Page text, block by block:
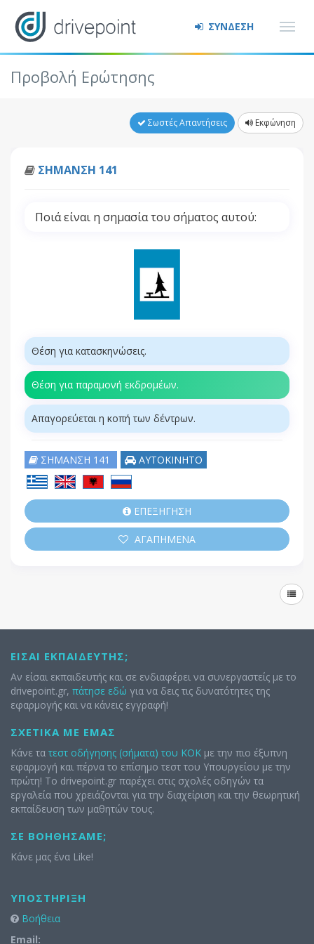
ΣΥΝΔΕΣΗ
Προβολή Ερώτησης
Σωστές Απαντήσεις Εκφώνηση
ΣΗΜΑΝΣΗ 141
Ποιά είναι η σημασία του σήματος αυτού:
Θέση για κατασκηνώσεις.
Θέση για παραμονή εκδρομέων.
Απαγορεύεται η κοπή των δέντρων.
ΣΗΜΑΝΣΗ 141 ΑΥΤΟΚΙΝΗΤΟ
ΕΠΕΞΗΓΗΣΗ
ΑΓΑΠΗΜΕΝΑ
ΕΊΣΑΙ ΕΚΠΑΙΔΕΥΤΉΣ;
Αν είσαι εκπαιδευτής και σε ενδιαφέρει να συνεργαστείς με το
drivepoint.gr, πάτησε εδώ για να δεις τις δυνατότητες της
εφαρμογής και να κάνεις εγγραφή!
ΣΧΕΤΙΚΆ ΜΕ ΕΜΆΣ
Κάνε τα τεστ οδήγησης (σήματα) του ΚΟΚ με την πιο έξυπνη
εφαρμογή και πέρνα το επίσημο τεστ του Υπουργείου με την
πρώτη! Το drivepoint.gr παρέχει στις σχολές οδηγών τα
εργαλεία που χρειάζονται για την διαχείριση και την θεωρητική
εκπαίδευση των μαθητών τους.
ΣΕ ΒΟΗΘΉΣΑΜΕ;
Κάνε μας ένα Like!
ΥΠΟΣΤΉΡΙΞΗ
Βοήθεια
Email: